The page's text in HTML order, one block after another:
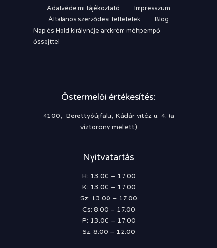
Adatvédelmi tájékoztató
Impresszum
Általános szerződési feltételek
Blog
Nap és Hold királynője arckrém méhpempő
őssejttel
Őstermelői értékesítés:
4100, Berettyóújfalu, Kádár vitéz u. 4. (a
víztorony mellett)
Nyitvatartás
H: 13.00 – 17.00
K: 13.00 – 17.00
Sz: 13.00 – 17.00
Cs: 8.00 – 17.00
P: 13.00 – 17.00
Sz: 8.00 – 12.00